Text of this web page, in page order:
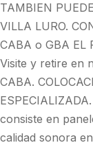
TAMBIEN
VILLA LURO.
CABA o GBA EL
Visite y retire en
CABA.
consiste en
calidad sonora